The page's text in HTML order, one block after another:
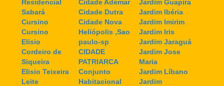
Residencial
Sabará
Cursino
Cursino
Elisio
Cordeiro de
Siqueira
Elisio Teixeira
Leite
Cidade Ademar
Cidade Dutra
Cidade Nova
Heliópolis ,Sao
paulo-sp
CIDADE
PATRIARCA
Conjunto
Habitacional
Jardim Guapira
Jardim Ibéria
Jardim Imirim
Jardim Iris
Jardim Jaraguá
Jardim Jose
Maria
Jardim Líbano
Jardim